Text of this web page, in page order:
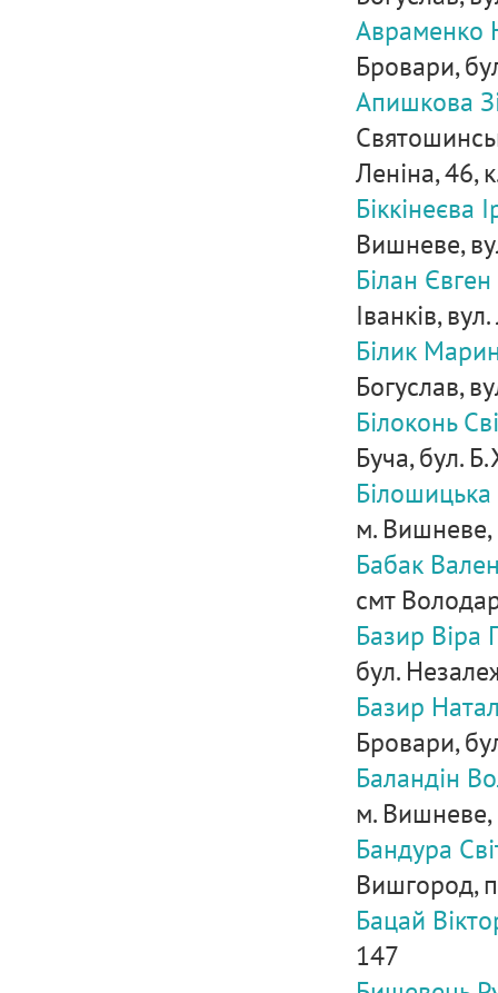
Авраменко
Бровари,
Апишкова
Леніна, 46,
Біккінеєва
Вишневе,
Білан
Іванків,
Білик
Богуслав,
Білоконь
Буча, бул.
м. Вишневе,
Бабак
смт
Базир Віра
бул.
Базир
Бровари,
Баландін
м. Вишневе,
Бандура
Вишгород,
Бацай
147